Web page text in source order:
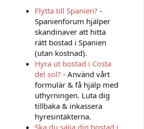
Flytta till Spanien? -
Spanienforum hjälper
skandinaver att hitta
rätt bostad i Spanien
(utan kostnad).
Hyra ut bostad i Costa
del sol? - Använd vårt
formulär & få hjälp med
uthyrningen. Luta dig
tillbaka & inkassera
hyresintäkterna.
Ska du sälja din bostad i